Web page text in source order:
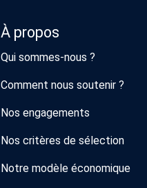
À propos
Qui sommes-nous ?
Comment nous soutenir ?
Nos engagements
Nos critères de sélection
Notre modèle économique